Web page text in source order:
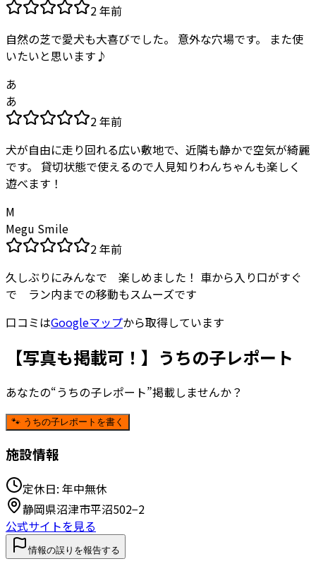
2 年前
自然の芝で愛犬も大喜びでした。 意外な穴場です。 また使
いたいと思います♪
あ
あ
2 年前
犬が自由に走り回れる広い敷地で、近隣も静かで空気が綺麗
です。 貸切状態で使えるので人見知りわんちゃんも楽しく
遊べます！
M
Megu Smile
2 年前
久しぶりにみんなで 楽しめました！ 車から入り口がすぐ
で ラン内までの移動もスムーズです
口コミはGoogleマップから取得しています
【写真も掲載可！】うちの子レポート
あなたの“うちの子レポート”掲載しませんか？
🐾 うちの子レポートを書く
施設情報
定休日: 年中無休
静岡県沼津市平沼502−2
公式サイトを見る
情報の誤りを報告する